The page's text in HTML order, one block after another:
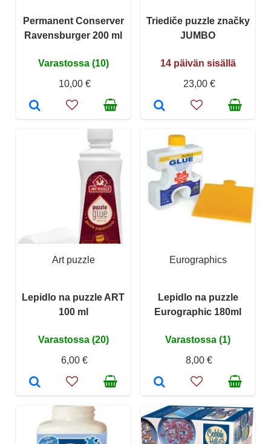
Permanent Conserver
Ravensburger 200 ml
Varastossa (10)
10,00 €
Triediče puzzle značky
JUMBO
14 päivän sisällä
23,00 €
Art puzzle
Lepidlo na puzzle ART
100 ml
Varastossa (20)
6,00 €
Eurographics
Lepidlo na puzzle
Eurographic 180ml
Varastossa (1)
8,00 €